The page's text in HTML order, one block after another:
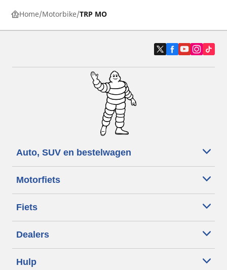
Home Motorbike TRP MO
Auto, SUV en bestelwagen
Motorfiets
Fiets
Dealers
Hulp